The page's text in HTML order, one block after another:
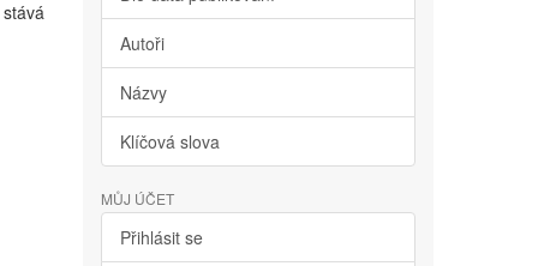
Autoři
Názvy
Klíčová slova
MŮJ ÚČET
Přihlásit se